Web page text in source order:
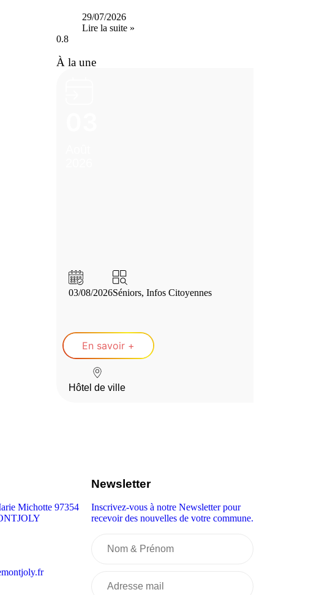
29/07/2026
Lire la suite »
À la une
03/08/2026Séniors, Infos Citoyennes
En savoir +
Hôtel de ville
Michotte 97354
Newsletter
Inscrivez-vous à notre Newsletter pour
recevoir des nouvelles de votre commune.